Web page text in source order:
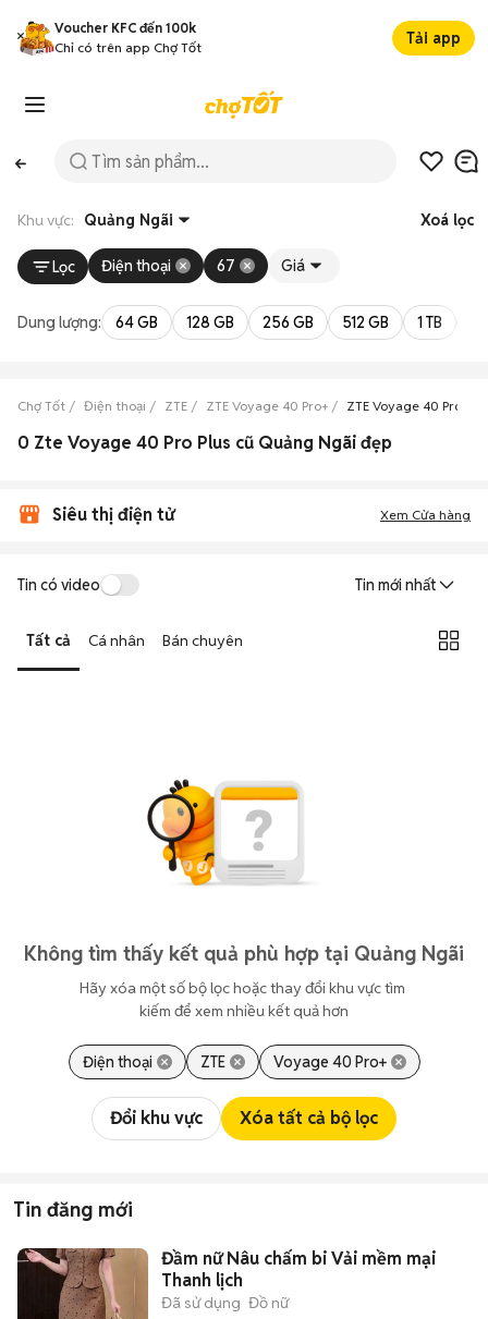
Voucher KFC đến 100k
Chỉ có trên app Chợ Tốt
Tải app
Khu vực: Quảng Ngãi Xoá lọc
Lọc Điện thoại 67 Giá
Dung lượng: 64 GB 128 GB 256 GB 512 GB 1 TB
Chợ Tốt Điện thoại ZTE ZTE Voyage 40 Pro+ ZTE Voyage 40 Pro+
0 Zte Voyage 40 Pro Plus cũ Quảng Ngãi đẹp
Siêu thị điện tử Xem Cửa hàng
Tin có video Tin mới nhất
Tất cả Cá nhân Bán chuyên
Không tìm thấy kết quả phù hợp tại Quảng Ngãi
Hãy xóa một số bộ lọc hoặc thay đổi khu vực tìm
kiếm để xem nhiều kết quả hơn
Điện thoại ZTE Voyage 40 Pro+
Đổi khu vực Xóa tất cả bộ lọc
Tin đăng mới
Đầm nữ Nâu chấm bi Vải mềm mại
Thanh lịch
Đã sử dụng Đồ nữ